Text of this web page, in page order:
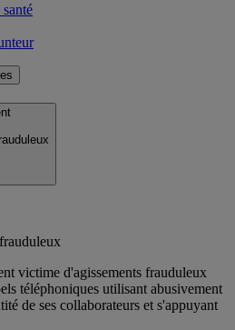
victime d'agissements frauduleux
téléphoniques utilisant abusivement
de ses collaborateurs et s'appuyant